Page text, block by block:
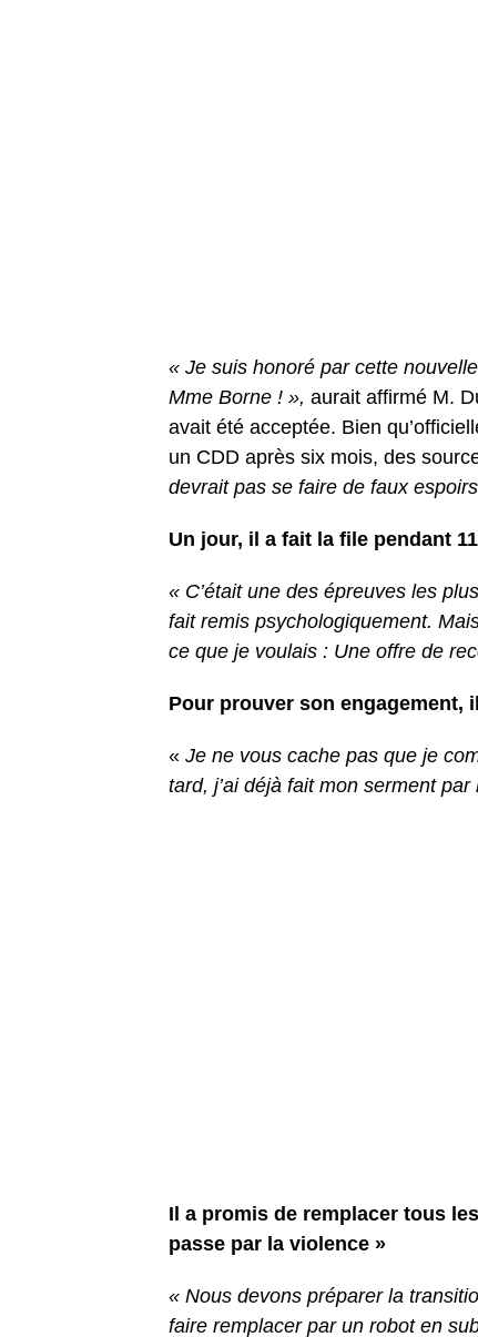
« Je suis honoré par cette
Mme Borne ! », aurait affirmé M.
avait été acceptée. Bien
un CDD après six mois, des
devrait pas se faire de faux
Un jour, il a fait la file pendant
« C’était une des épreuves les
fait remis psychologiquement.
ce que je voulais : Une offre de
Pour prouver son engagement,
« Je ne vous cache pas que je
tard, j’ai déjà fait mon serment
Il a promis de remplacer tous
passe par la violence »
« Nous devons préparer la
faire remplacer par un robot en